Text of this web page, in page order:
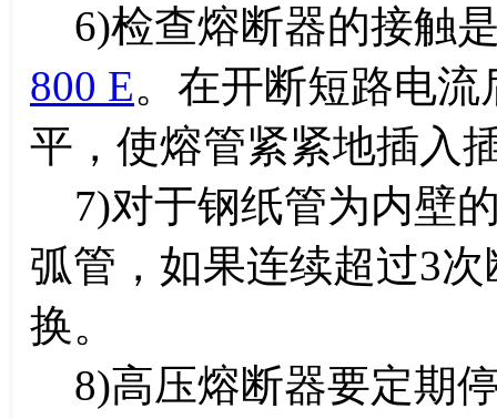
6)检查熔断器的接触
800 E。在开断短路电
平，使熔管紧紧地插入
7)对于钢纸管为内壁
弧管，如果连续超过3
换。
8)高压熔断器要定期